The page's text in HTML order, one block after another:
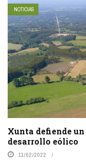
NOTICIAS
Xunta defiende
desarrollo eólico
11/02/2022